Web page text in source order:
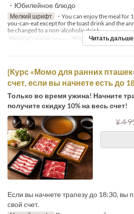
・Юбилейное блюдо
Мелкий шрифт
・You can enjoy the meal for
you-can-eat except for the toast drink and the
be changed to a non-alcoholic drink.
Приемы пищи Ужин Лимит по заказу 2 ~
Читать дальше
[Курс «Момо для ранних
счет, если вы начнете есть до
Только во время ужина! Начните
получите скидку 10% на весь счет!
¥ 4
Если вы начнете трапезу до 18:30, вы
свой счет.